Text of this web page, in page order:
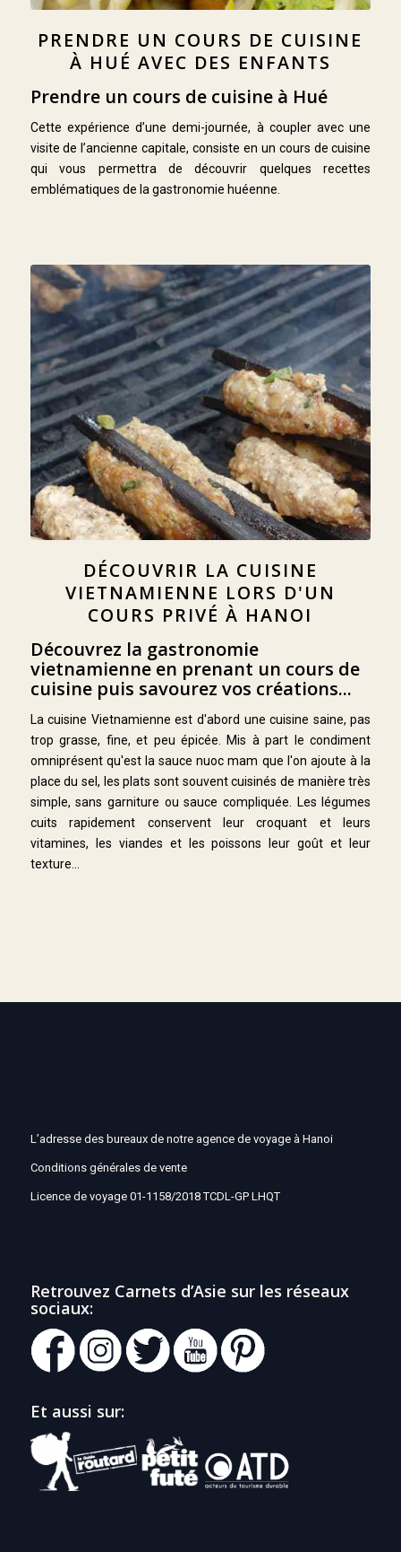
PRENDRE UN COURS DE CUISINE
À HUÉ AVEC DES ENFANTS
Prendre un cours de cuisine à Hué
Cette expérience d’une demi-journée, à coupler avec une
visite de l’ancienne capitale, consiste en un cours de cuisine
qui vous permettra de découvrir quelques recettes
emblématiques de la gastronomie huéenne.
DÉCOUVRIR LA CUISINE
VIETNAMIENNE LORS D'UN
COURS PRIVÉ À HANOI
Découvrez la gastronomie
vietnamienne en prenant un cours de
cuisine puis savourez vos créations...
La cuisine Vietnamienne est d'abord une cuisine saine, pas
trop grasse, fine, et peu épicée. Mis à part le condiment
omniprésent qu'est la sauce nuoc mam que l'on ajoute à la
place du sel, les plats sont souvent cuisinés de manière très
simple, sans garniture ou sauce compliquée. Les légumes
cuits rapidement conservent leur croquant et leurs
vitamines, les viandes et les poissons leur goût et leur
texture...
L’adresse des bureaux de notre agence de voyage à Hanoi
Conditions générales de vente
Licence de voyage 01-1158/2018 TCDL-GP LHQT
Retrouvez Carnets d’Asie sur les réseaux
sociaux:
Et aussi sur: